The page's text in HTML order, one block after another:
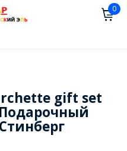
0
gift set